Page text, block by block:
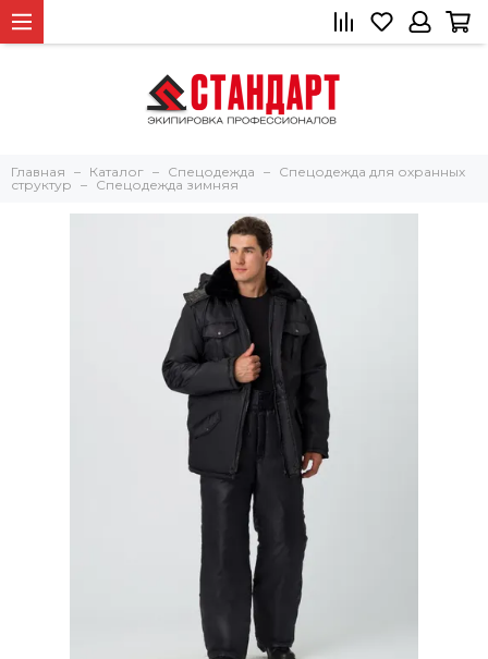
Главная Каталог Спецодежда
Спецодежда для охранных
структур
Спецодежда зимняя